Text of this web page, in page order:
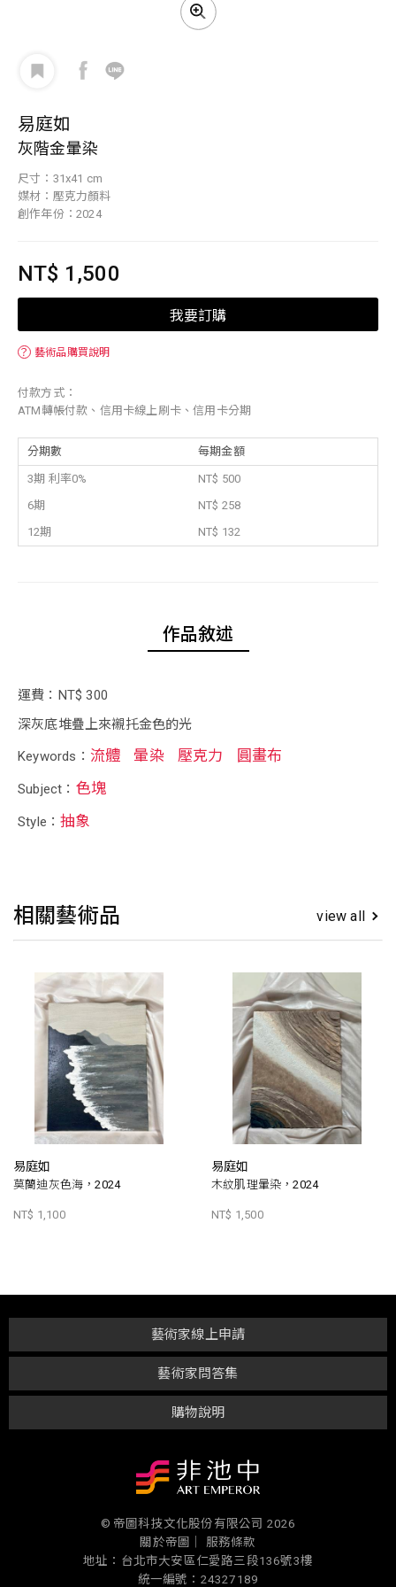
易庭如
灰階金暈染
尺寸：31x41 cm
媒材：壓克力顏料
創作年份：2024
NT$ 1,500
我要訂購
？ 藝術品購買說明
付款方式：
ATM轉帳付款、信用卡線上刷卡、信用卡分期
分期數 每期金額
3期 利率0%
NT$ 500
6期
NT$ 258
12期
NT$ 132
作品敘述
運費：NT$ 300
深灰底堆疊上來襯托金色的光
Keywords： 流體 暈染 壓克力 圓畫布
Subject： 色塊
Style：抽象
相關藝術品 view all
易庭如
莫蘭迪灰色海，2024
NT$ 1,100
易庭如
木紋肌理暈染，2024
NT$ 1,500
購物說明
藝術家問答集
藝術家線上申請
© 帝圖科技文化股份有限公司 2026
關於帝圖｜
服務條款
地址：台北市大安區仁愛路三段136號3樓
統一編號：24327189